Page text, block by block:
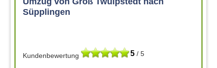
Süpplingen
5 / 5
Kundenbewertung